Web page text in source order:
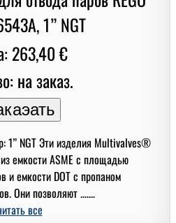
263,40 €
на заказ.
1” NGT Эти изделия Multivalves®
емкости ASME с площадью
и емкости DOT с пропаном
Они позволяют .......
все